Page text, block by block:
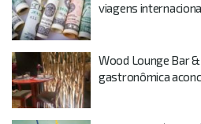
viagens
Wood Lounge Bar
gastronômica